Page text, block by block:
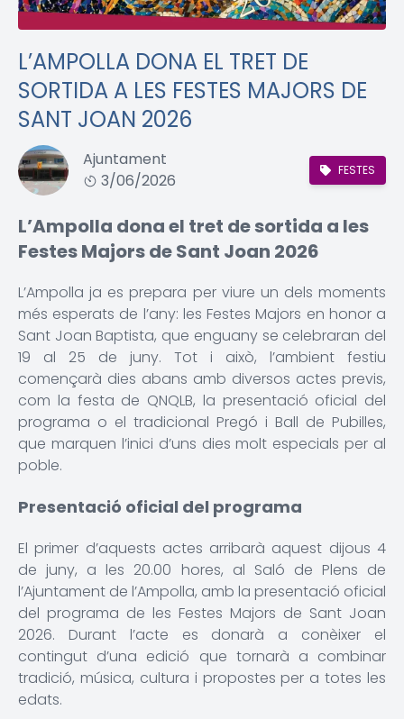
L’AMPOLLA DONA EL TRET DE
SORTIDA A LES FESTES MAJORS DE
SANT JOAN 2026
Ajuntament
3/06/2026
FESTES
L’Ampolla dona el tret de sortida a les
Festes Majors de Sant Joan 2026
L’Ampolla ja es prepara per viure un dels moments
més esperats de l’any: les Festes Majors en honor a
Sant Joan Baptista, que enguany se celebraran del
19 al 25 de juny. Tot i això, l’ambient festiu
començarà dies abans amb diversos actes previs,
com la festa de QNQLB, la presentació oficial del
programa o el tradicional Pregó i Ball de Pubilles,
que marquen l’inici d’uns dies molt especials per al
poble.
Presentació oficial del programa
El primer d’aquests actes arribarà aquest dijous 4
de juny, a les 20.00 hores, al Saló de Plens de
l’Ajuntament de l’Ampolla, amb la presentació oficial
del programa de les Festes Majors de Sant Joan
2026. Durant l’acte es donarà a conèixer el
contingut d’una edició que tornarà a combinar
tradició, música, cultura i propostes per a totes les
edats.